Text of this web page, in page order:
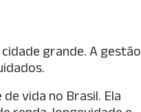
grande. A gestão
vida no Brasil. Ela